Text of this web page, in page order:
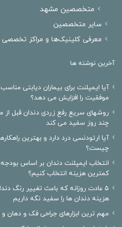
متخصصین مشهد
سایر متخصصین
معرفی کلینیک‌ها و مراکز تخصصی
آخرین نوشته ها
آیا ایمپلنت برای بیماران دیابتی
موفقیت را افزایش می دهد؟
روشهای سریع رفع زردی دندان قبل از
چند روز سفید می کند
آیا ارتودنسی درد دارد و بهترین
چیست؟
انتخاب ایمپلنت دندان بر اساس
کمترین هزینه انتخاب کنیم؟
۵ عادت روزانه که باعث تغییر رنگ
هزینه دندان ها را سفید نگه داریم
مهم ترین ابزارهای جراحی فک و دهان